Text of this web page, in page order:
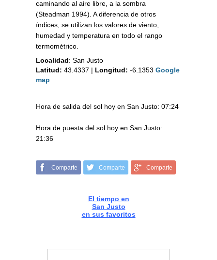
caminando al aire libre, a la sombra
(Steadman 1994). A diferencia de otros
índices, se utilizan los valores de viento,
humedad y temperatura en todo el rango
termométrico.
Localidad: San Justo
Latitud: 43.4337 | Longitud: -6.1353 Google
map
Hora de salida del sol hoy en San Justo: 07:24
Hora de puesta del sol hoy en San Justo:
21:36
Comparte Comparte Comparte
El tiempo en
San Justo
en sus favoritos